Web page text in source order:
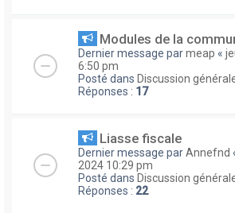
Modules de la
Dernier message parmeap «
6:50 pm
Posté dans Discussion
Réponses : 17
Liasse fiscale
Dernier message parAnnefnd
2024 10:29 pm
Posté dans Discussion
Réponses : 22